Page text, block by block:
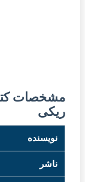
مشخصات
ریکی
نویسنده
ناشر